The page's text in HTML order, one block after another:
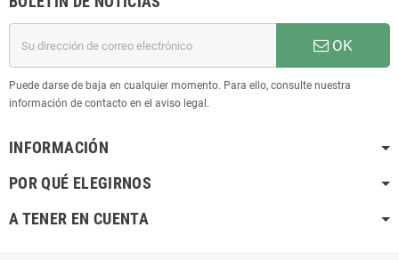
OK
Puede darse de baja en cualquier momento. Para ello, consulte nuestra
información de contacto en el aviso legal.
INFORMACIÓN
POR QUÉ ELEGIRNOS
A TENER EN CUENTA